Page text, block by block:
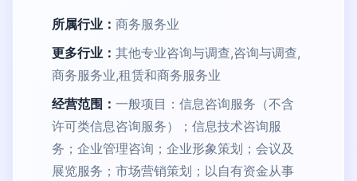
所属行业： 商务服务业
更多行业： 其他专业咨询与调查,咨询与调查,
商务服务业,租赁和商务服务业
经营范围： 一般项目：信息咨询服务（不含
许可类信息咨询服务）；信息技术咨询服
务；企业管理咨询；企业形象策划；会议及
展览服务；市场营销策划；以自有资金从事